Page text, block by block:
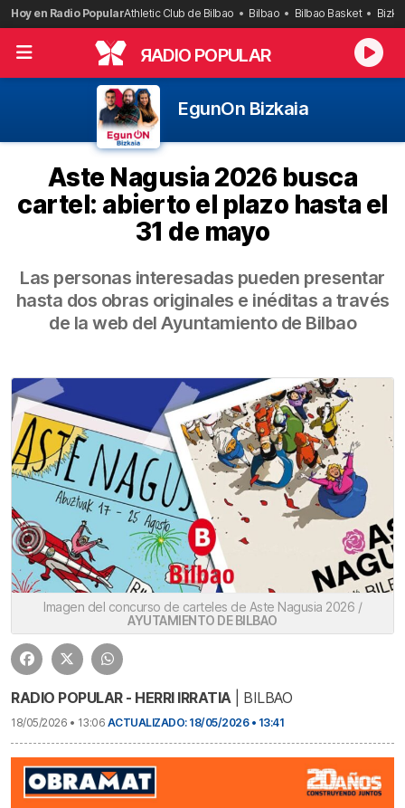
Saltar
al
contenido
Hoy en Radio PopularAthletic Club de Bilbao Bilbao Bilbao Basket
RADIO POPULAR
EgunOn Bizkaia
Aste Nagusia 2026 busca
cartel: abierto el plazo hasta el
31 de mayo
Las personas interesadas pueden presentar
hasta dos obras originales e inéditas a través
de la web del Ayuntamiento de Bilbao
Imagen del concurso de carteles de Aste Nagusia 2026 /
AYUTAMIENTO DE BILBAO
RADIO POPULAR - HERRI IRRATIA| BILBAO
18/05/2026 • 13:06 ACTUALIZADO: 18/05/2026 • 13:41